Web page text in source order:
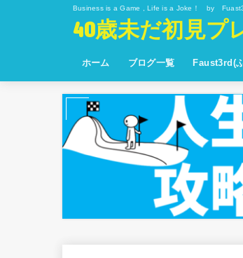
Business is a Game , Life is a Joke！ by
40歳未だ初見
ホーム ブログ一覧 Faust3rd(